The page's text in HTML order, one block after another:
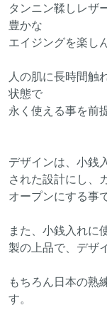
タンニン鞣しレザ
豊かな
エイジングを楽し
人の肌に長時間触
状態で
永く使える事を前
デザインは、小銭
された設計にし、
オープンにする事
また、小銭入れに
製の上品で、デザ
もちろん日本の熟
す。